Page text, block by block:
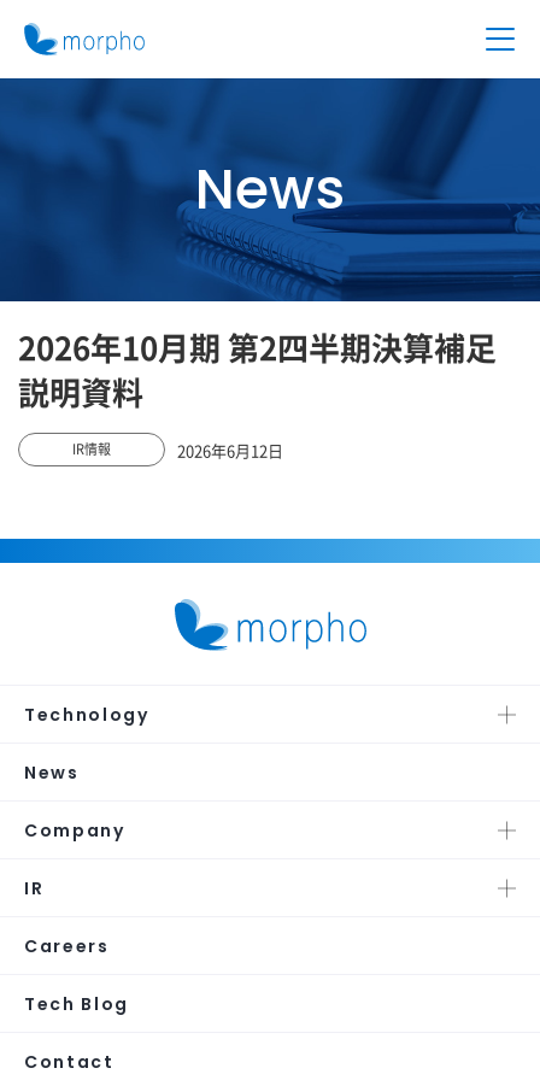
News
2026年10月期 第2四半期決算補足
説明資料
IR情報 2026年6月12日
Technology
News
Company
IR
Careers
Tech Blog
Contact